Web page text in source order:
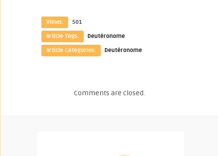
Views:
501
Article Tags:
Deutéronome
Article Categories:
Deutéronome
Comments are closed.